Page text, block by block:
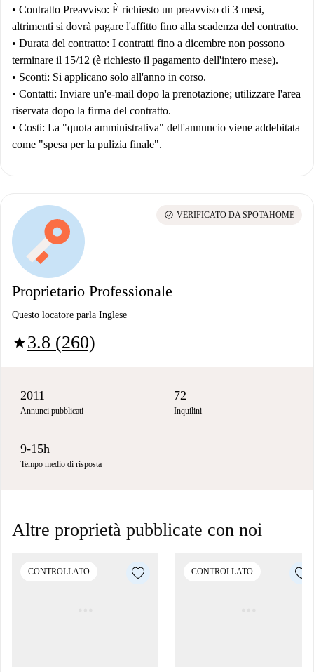
• Contratto Preavviso: È richiesto un preavviso di 3 mesi,
altrimenti si dovrà pagare l'affitto fino alla scadenza del contratto.
• Durata del contratto: I contratti fino a dicembre non possono
terminare il 15/12 (è richiesto il pagamento dell'intero mese).
• Sconti: Si applicano solo all'anno in corso.
• Contatti: Inviare un'e-mail dopo la prenotazione; utilizzare l'area
riservata dopo la firma del contratto.
• Costi: La "quota amministrativa" dell'annuncio viene addebitata
come "spesa per la pulizia finale".
Proprietario Professionale
Questo locatore parla Inglese
star3.8 (260)
check_circle VERIFICATO DA SPOTAHOME
2011
Annunci pubblicati
72
Inquilini
9-15h
Tempo medio di risposta
Altre proprietà pubblicate con noi
CONTROLLATO CONTROLLATO